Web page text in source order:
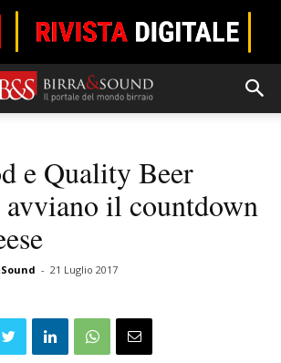
e Quality Beer
il countdown
- 21 Luglio 2017